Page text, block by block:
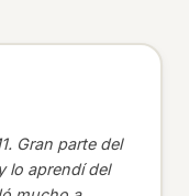
Gran parte del
lo aprendí del